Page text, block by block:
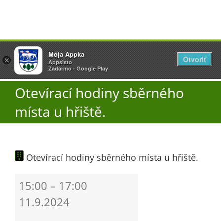
Přeskočit
na
obsah
Úřad
O obci
Aktuality
Otevírací hodiny sběrného
místa u hřiště.
Otevírací hodiny sběrného místa u hřiště.
hodiny
sběrného
15:00 – 17:00
11.9.2024
×
Vyžlovka
AppSisto
- In Google Play
Otevřít
×
Moja Appka
Appsisto
Zadarmo - Google Play
Otvoriť